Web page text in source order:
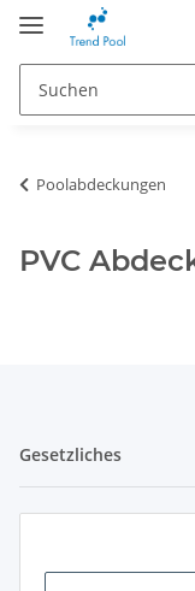
Poolabdeckungen
PVC
Gesetzliches
Informatives